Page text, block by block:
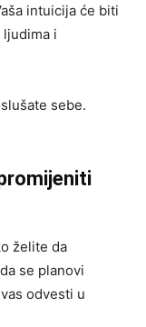
intuicija će biti
ljudima i
sebe.
želite da
se planovi
odvesti u